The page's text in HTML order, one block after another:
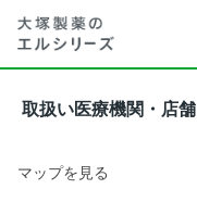
取扱い医療機関・店舗
マップを見る